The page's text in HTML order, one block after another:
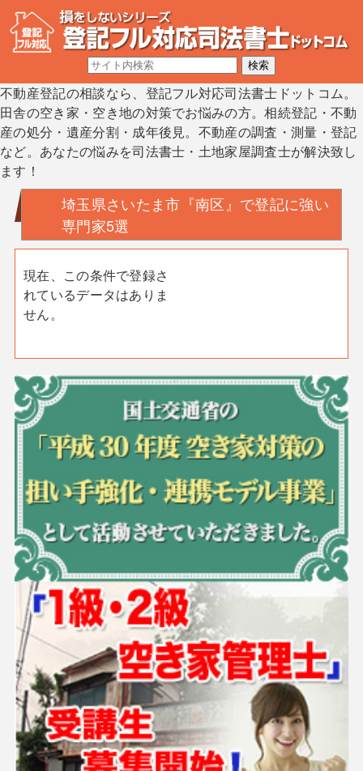
不動産登記の相談なら、登記フル対応司法書士ドットコム。
田舎の空き家・空き地の対策でお悩みの方。相続登記・不動
産の処分・遺産分割・成年後見。不動産の調査・測量・登記
など。あなたの悩みを司法書士・土地家屋調査士が解決致し
ます！
埼玉県さいたま市『南区』で登記に強い
専門家5選
現在、この条件で登録さ
れているデータはありま
せん。